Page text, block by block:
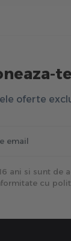
oferte
ani si sunt de
cu